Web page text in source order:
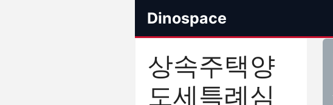
Dinospace
상속주택양
도세특례심